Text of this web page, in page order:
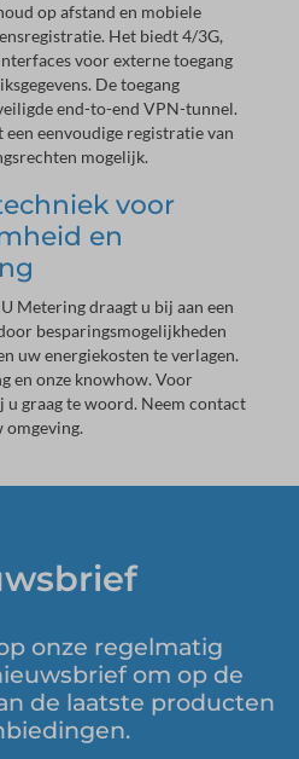
op afstand en mobiele
Het biedt 4/3G,
voor externe toegang
De toegang
end-to-end VPN-tunnel.
een eenvoudige registratie van
mogelijk.
voor
en
Metering draagt u bij aan een
besparingsmogelijkheden
uw energiekosten te verlagen.
en onze knowhow. Voor
u graag te woord. Neem contact
omgeving.
onze regelmatig
om op de
de laatste producten